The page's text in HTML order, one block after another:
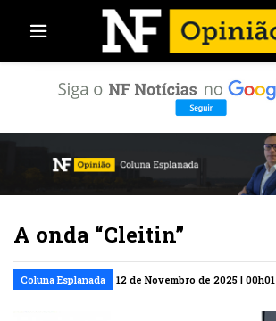
A onda “Cleitin”
Coluna Esplanada 12 de Novembro de 2025 | 00h01